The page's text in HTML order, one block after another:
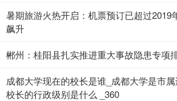
暑期旅游火热开启：机票预订已超过2019
飙升
郴州：桂阳县扎实推进重大事故隐患专项
成都大学现在的校长是谁_成都大学是市
校长的行政级别是什么 _360